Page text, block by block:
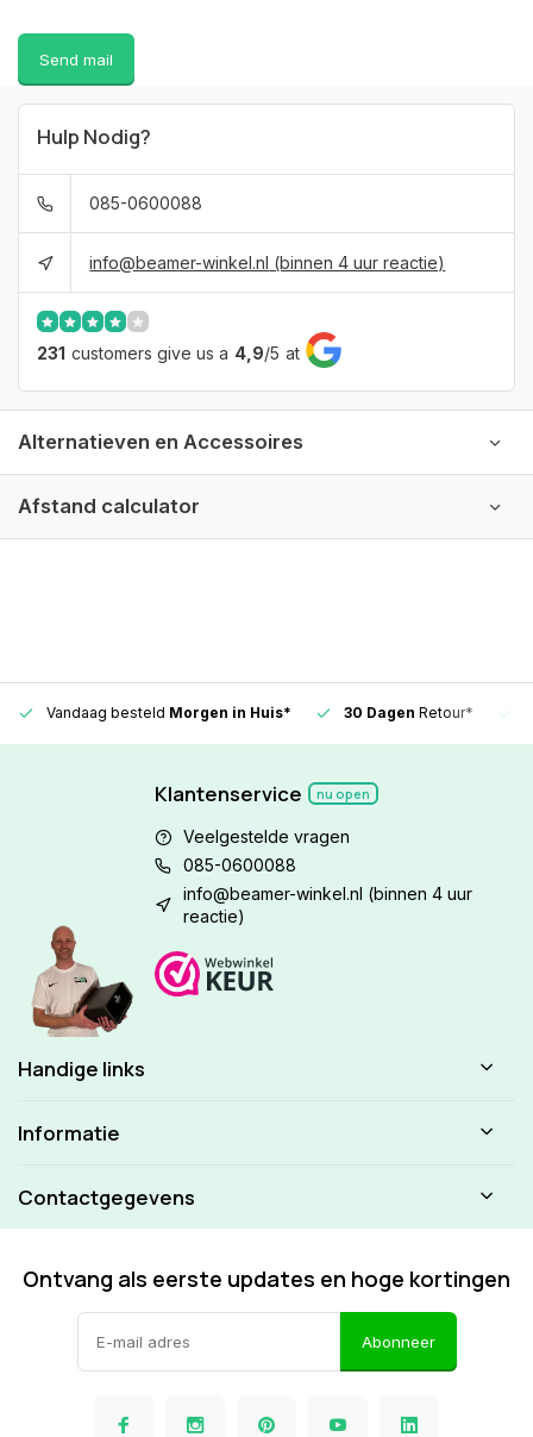
Send mail
Hulp Nodig?
085-0600088
info@beamer-winkel.nl (binnen 4 uur reactie)
231 customers give us a 4,9/5 at
Alternatieven en Accessoires
Afstand calculator
Vandaag besteld Morgen in Huis* 30 Dagen Retour*
Klantenservice nu open
Veelgestelde vragen
085-0600088
info@beamer-winkel.nl (binnen 4 uur
reactie)
Handige links
Informatie
Contactgegevens
Ontvang als eerste updates en hoge kortingen
Abonneer